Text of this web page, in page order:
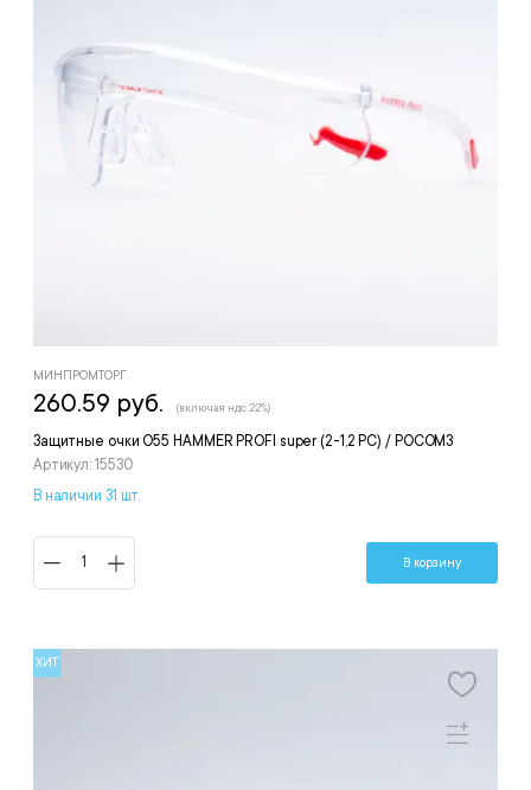
Защитные очки О55 HAMMER PROFI super (2-1,2 PC) / РОСОМЗ
Артикул: 15530
МИНПРОМТОРГ
260.59 руб. (включая ндс 22%)
В наличии 31 шт.
В корзину
ХИТ